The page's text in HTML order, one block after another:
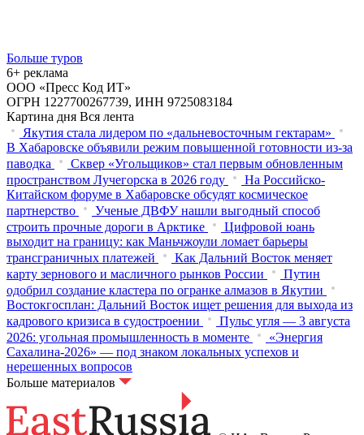
Больше туров
6+ реклама
ООО «Пресс Код ИТ»
ОГРН 1227700267739, ИНН 9725083184
Картина дня Вся лента
Якутия стала лидером по «дальневосточным гектарам»
В Хабаровске объявили режим повышенной готовности из‑за
паводка
Сквер «Угольщиков» стал первым обновленным
пространством Лучегорска в 2026 году
На Российско-
Китайском форуме в Хабаровске обсудят космическое
партнерство
Ученые ДВФУ нашли выгодный способ
строить прочные дороги в Арктике
Цифровой юань
выходит на границу: как Маньчжоули ломает барьеры
трансграничных платежей
Как Дальний Восток меняет
карту зернового и масличного рынков России
Путин
одобрил создание кластера по огранке алмазов в Якутии
Востокгосплан: Дальний Восток ищет решения для выхода из
кадрового кризиса в судостроении
Пульс угля — 3 августа
2026: угольная промышленность в моменте
«Энергия
Сахалина-2026» — под знаком локальных успехов и
нерешенных вопросов
Больше материалов